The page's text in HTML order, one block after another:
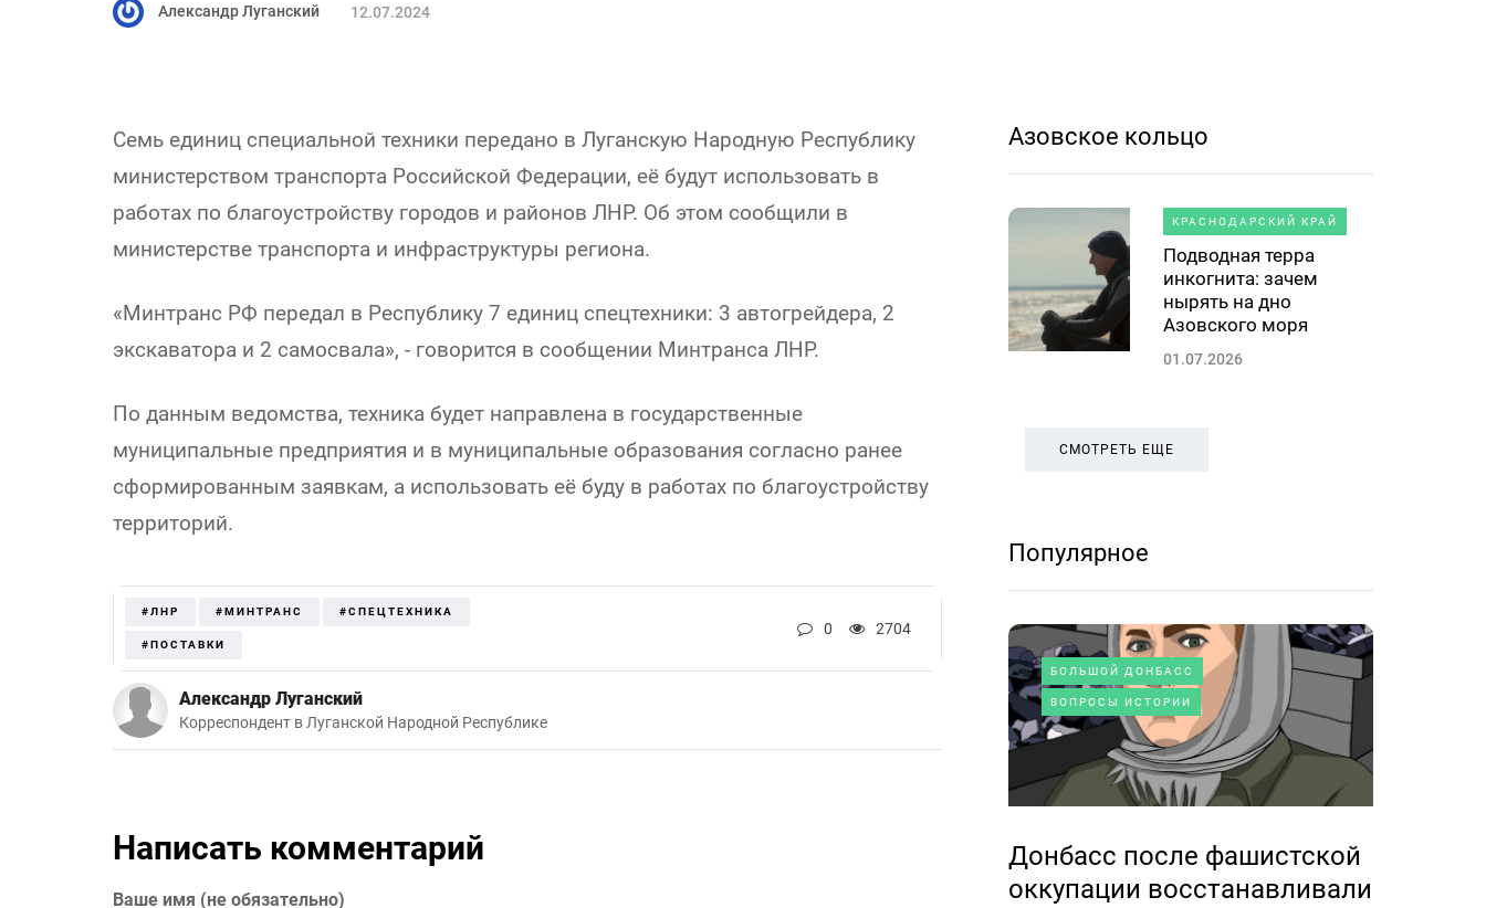
Александр Луганский 12.07.2024
Семь единиц специальной техники передано в Луганскую Народную Республику
министерством транспорта Российской Федерации, её будут использовать в
работах по благоустройству городов и районов ЛНР. Об этом сообщили в
министерстве транспорта и инфраструктуры региона.
«Минтранс РФ передал в Республику 7 единиц спецтехники: 3 автогрейдера, 2
экскаватора и 2 самосвала», - говорится в сообщении Минтранса ЛНР.
По данным ведомства, техника будет направлена в государственные
муниципальные предприятия и в муниципальные образования согласно ранее
сформированным заявкам, а использовать её буду в работах по благоустройству
территорий.
#ЛНР #МИНТРАНС #СПЕЦТЕХНИКА
#ПОСТАВКИ
0 2704
Александр Луганский
Корреспондент в Луганской Народной Республике
Написать комментарий
Ваше имя (не обязательно)
Азовское кольцо
КРАСНОДАРСКИЙ КРАЙ
Подводная терра
инкогнита: зачем
нырять на дно
Азовского моря
01.07.2026
СМОТРЕТЬ ЕЩЕ
Популярное
БОЛЬШОЙ ДОНБАСС
ВОПРОСЫ ИСТОРИИ
Донбасс после фашистской
оккупации восстанавливали